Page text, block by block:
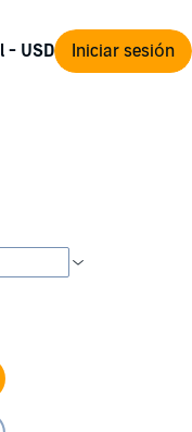
Iniciar sesión